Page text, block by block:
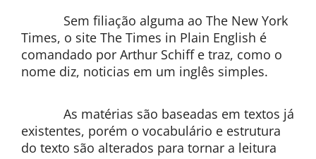
Sem filiação alguma ao The New York
Times, o site The Times in Plain English é
comandado por Arthur Schiff e traz, como o
nome diz, noticias em um inglês simples.
As matérias são baseadas em textos já
existentes, porém o vocabulário e estrutura
do texto são alterados para tornar a leitura